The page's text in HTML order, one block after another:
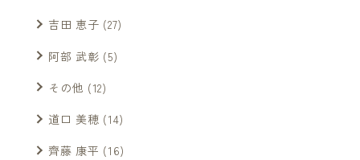
吉田 恵子 (27)
阿部 武彰 (5)
その他 (12)
道口 美穂 (14)
齊藤 康平 (16)